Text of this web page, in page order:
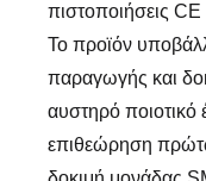
πιστοποιήσεις
Το προϊόν
παραγωγής και
αυστηρό ποιοτικό
επιθεώρηση